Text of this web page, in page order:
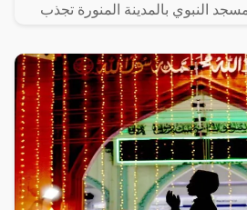
النبوي بالمدينة المنورة تجذب